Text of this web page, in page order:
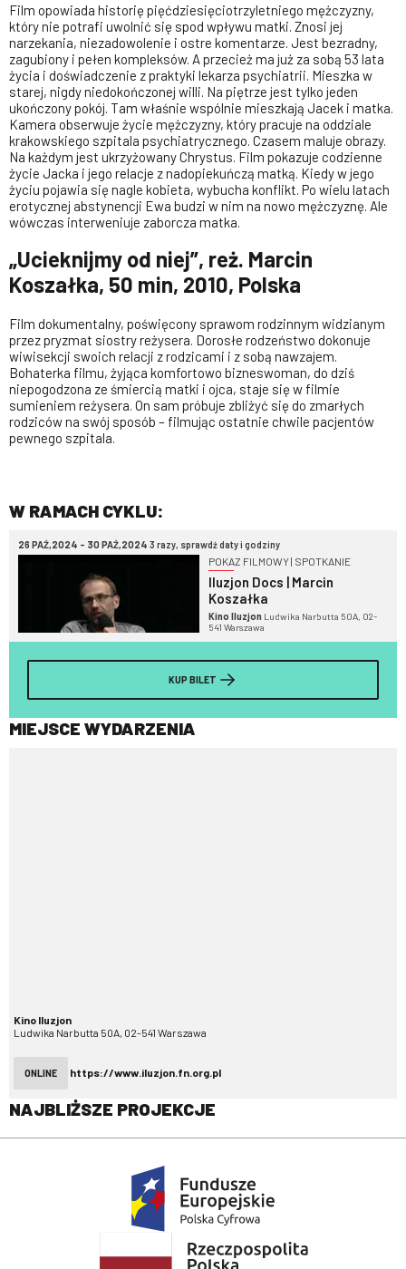
Film opowiada historię pięćdziesięciotrzyletniego mężczyzny,
który nie potrafi uwolnić się spod wpływu matki. Znosi jej
narzekania, niezadowolenie i ostre komentarze. Jest bezradny,
zagubiony i pełen kompleksów. A przecież ma już za sobą 53 lata
życia i doświadczenie z praktyki lekarza psychiatrii. Mieszka w
starej, nigdy niedokończonej willi. Na piętrze jest tylko jeden
ukończony pokój. Tam właśnie wspólnie mieszkają Jacek i matka.
Kamera obserwuje życie mężczyzny, który pracuje na oddziale
krakowskiego szpitala psychiatrycznego. Czasem maluje obrazy.
Na każdym jest ukrzyżowany Chrystus. Film pokazuje codzienne
życie Jacka i jego relacje z nadopiekuńczą matką. Kiedy w jego
życiu pojawia się nagle kobieta, wybucha konflikt. Po wielu latach
erotycznej abstynencji Ewa budzi w nim na nowo mężczyznę. Ale
wówczas interweniuje zaborcza matka.
„Ucieknijmy od niej”, reż. Marcin
Koszałka, 50 min, 2010, Polska
Film dokumentalny, poświęcony sprawom rodzinnym widzianym
przez pryzmat siostry reżysera. Dorosłe rodzeństwo dokonuje
wiwisekcji swoich relacji z rodzicami i z sobą nawzajem.
Bohaterka filmu, żyjąca komfortowo bizneswoman, do dziś
niepogodzona ze śmiercią matki i ojca, staje się w filmie
sumieniem reżysera. On sam próbuje zbliżyć się do zmarłych
rodziców na swój sposób – filmując ostatnie chwile pacjentów
pewnego szpitala.
W RAMACH CYKLU:
26 PAŹ,2024 - 30 PAŹ,2024 3 razy, sprawdź daty i godziny
POKAZ FILMOWY | SPOTKANIE
Iluzjon Docs | Marcin
Koszałka
Kino Iluzjon Ludwika Narbutta 50A, 02-
541 Warszawa
KUP BILET
MIEJSCE WYDARZENIA
Kino Iluzjon
Ludwika Narbutta 50A, 02-541 Warszawa
ONLINE https://www.iluzjon.fn.org.pl
NAJBLIŻSZE PROJEKCJE